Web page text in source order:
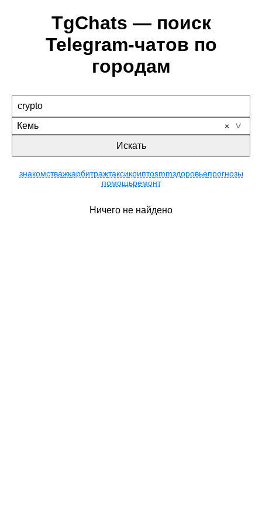
TgChats — поиск
Telegram-чатов по
городам
Кемь
Искать
знакомстважкарбитражтаксикриптоsmmздоровьепрогнозы
помощьремонт
Ничего не найдено